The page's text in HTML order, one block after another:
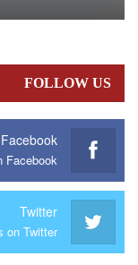
FOLLOW US
Facebook
Facebook
Twitter
on Twitter